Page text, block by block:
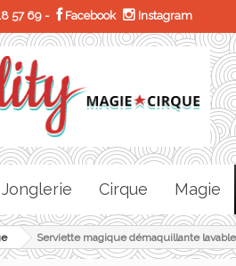
57 69 - Facebook Instagram
Jonglerie Cirque Magie
Serviette magique démaquillante lavable